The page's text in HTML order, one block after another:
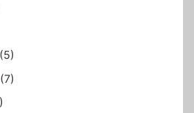
(5)
(7)